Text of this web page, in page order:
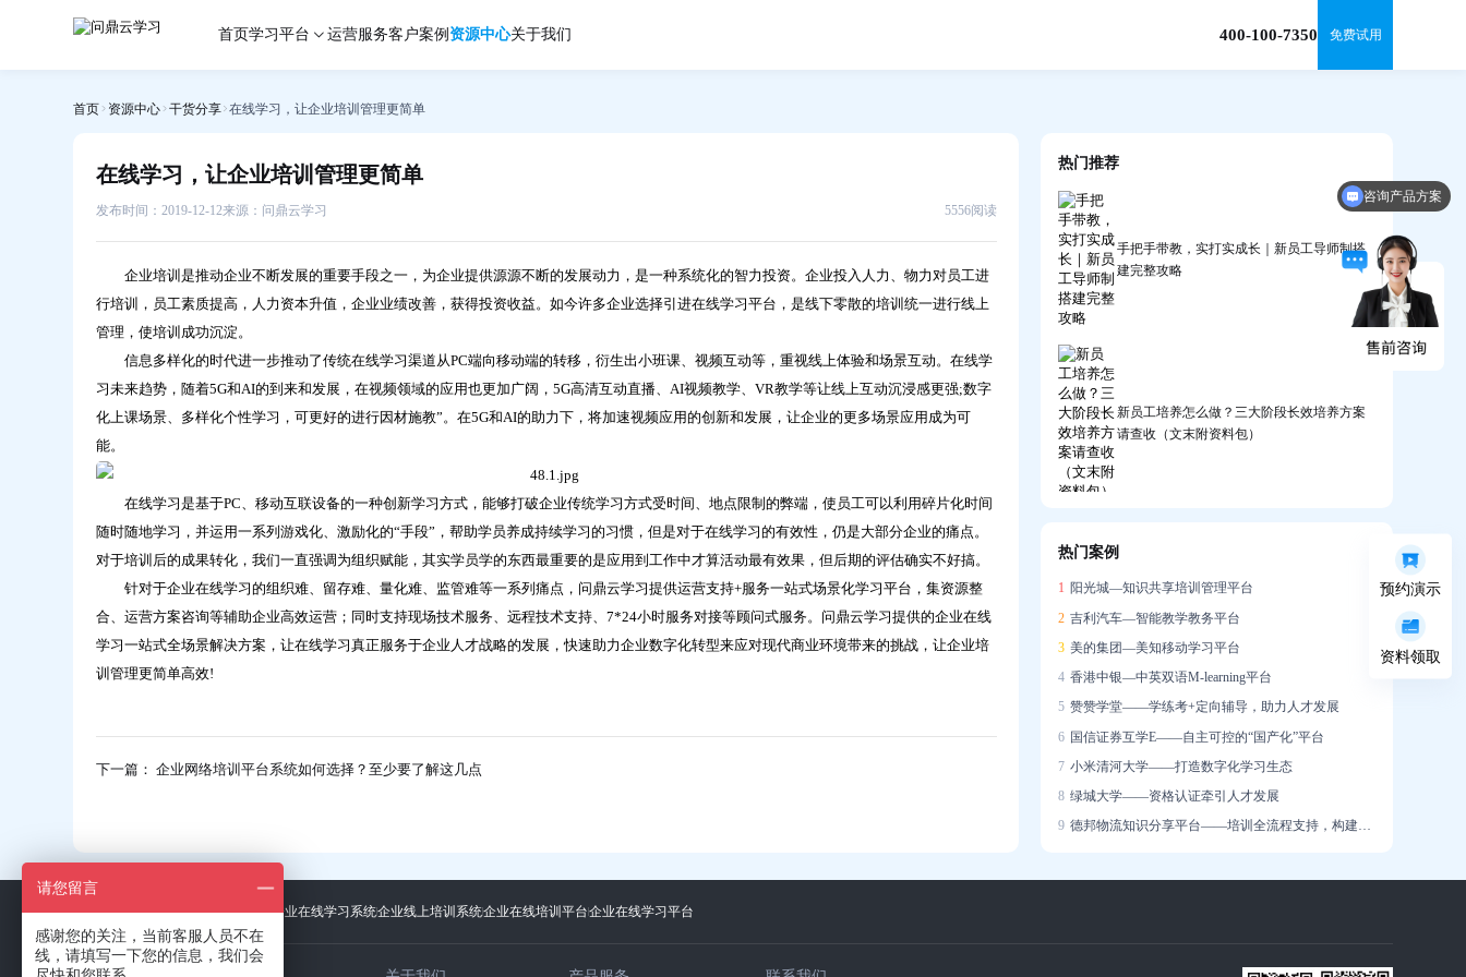
首页学习平台 运营服务客户案例 资源中心关于我们 400-100-7350 免费试用
首页 资源中心 干货分享 在线学习，让企业培训管理更简单
在线学习，让企业培训管理更简单
发布时间：2019-12-12来源：问鼎云学习 5556阅读
企业培训是推动企业不断发展的重要手段之一，为企业提供源源不断的发展动力，是一种系统化的智力投资。企业投入人力、物力对员工进
行培训，员工素质提高，人力资本升值，企业业绩改善，获得投资收益。如今许多企业选择引进在线学习平台，是线下零散的培训统一进行线上
管理，使培训成功沉淀。
信息多样化的时代进一步推动了传统在线学习渠道从PC端向移动端的转移，衍生出小班课、视频互动等，重视线上体验和场景互动。在线学
习未来趋势，随着5G和AI的到来和发展，在视频领域的应用也更加广阔，5G高清互动直播、AI视频教学、VR教学等让线上互动沉浸感更强;数字
化上课场景、多样化个性学习，可更好的进行因材施教”。在5G和AI的助力下，将加速视频应用的创新和发展，让企业的更多场景应用成为可
能。
在线学习是基于PC、移动互联设备的一种创新学习方式，能够打破企业传统学习方式受时间、地点限制的弊端，使员工可以利用碎片化时间
随时随地学习，并运用一系列游戏化、激励化的“手段”，帮助学员养成持续学习的习惯，但是对于在线学习的有效性，仍是大部分企业的痛点。
对于培训后的成果转化，我们一直强调为组织赋能，其实学员学的东西最重要的是应用到工作中才算活动最有效果，但后期的评估确实不好搞。
针对于企业在线学习的组织难、留存难、量化难、监管难等一系列痛点，问鼎云学习提供运营支持+服务一站式场景化学习平台，集资源整
合、运营方案咨询等辅助企业高效运营；同时支持现场技术服务、远程技术支持、7*24小时服务对接等顾问式服务。问鼎云学习提供的企业在线
学习一站式全场景解决方案，让在线学习真正服务于企业人才战略的发展，快速助力企业数字化转型来应对现代商业环境带来的挑战，让企业培
训管理更简单高效!
下一篇： 企业网络培训平台系统如何选择？至少要了解这几点
热门推荐
手把手带教，实打实成长｜新员工导师制搭
建完整攻略
新员工培养怎么做？三大阶段长效培养方案
请查收（文末附资料包）
快速成长？
销售能力增长「看得见」
热门案例
1 阳光城—知识共享培训管理平台
2 吉利汽车—智能教学教务平台
3 美的集团—美知移动学习平台
4 香港中银—中英双语M-learning平台
5 赞赞学堂——学练考+定向辅导，助力人才发展
6 国信证券互学E——自主可控的“国产化”平台
7 小米清河大学——打造数字化学习生态
8 绿城大学——资格认证牵引人才发展
9 德邦物流知识分享平台——培训全流程支持，构建学习社区
友情链接：广东招标网上海礼品展企业在线学习系统企业线上培训系统企业在线培训平台企业在线学习平台
预约演示
资料领取
咨询产品方案
请您留言
感谢您的关注，当前客服人员不在
线，请填写一下您的信息，我们会